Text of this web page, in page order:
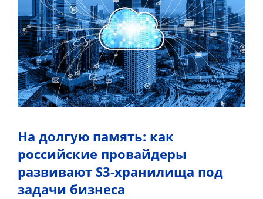
На долгую память: как
российские провайдеры
развивают S3-хранилища под
задачи бизнеса